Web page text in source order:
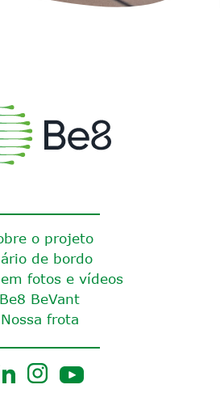
o projeto
de bordo
fotos e vídeos
Be8 BeVant
Nossa frota